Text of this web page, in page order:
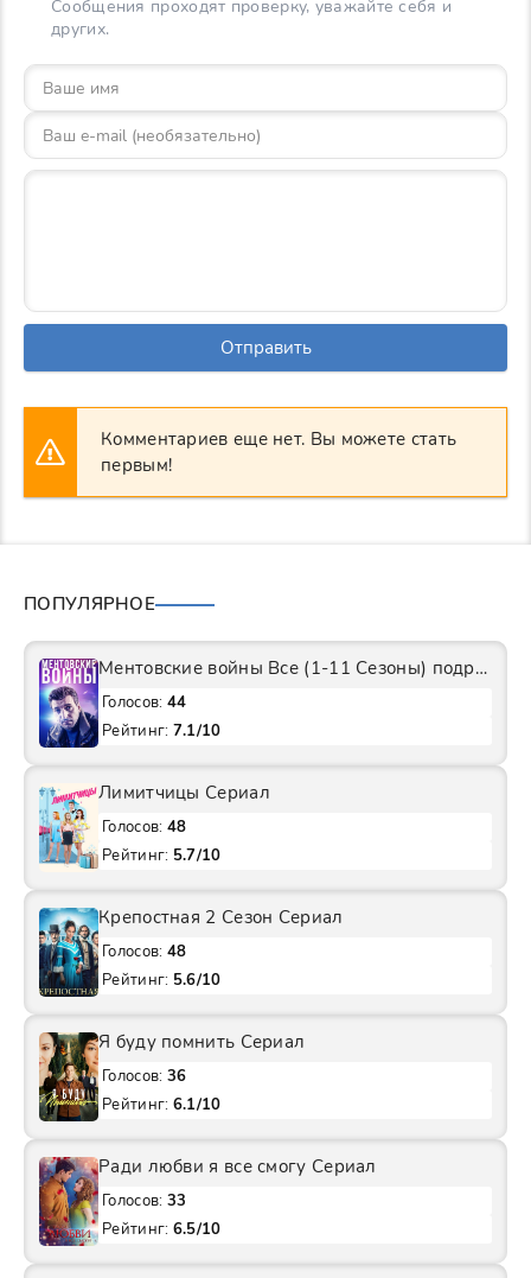
Сообщения проходят проверку, уважайте себя и
других.
Отправить
Комментариев еще нет. Вы можете стать
первым!
ПОПУЛЯРНОЕ
Ментовские войны Все (1-11 Сезоны) подряд Сериал
Голосов: 44
Рейтинг: 7.1/10
Лимитчицы Сериал
Голосов: 48
Рейтинг: 5.7/10
Крепостная 2 Сезон Сериал
Голосов: 48
Рейтинг: 5.6/10
Я буду помнить Сериал
Голосов: 36
Рейтинг: 6.1/10
Ради любви я все смогу Сериал
Голосов: 33
Рейтинг: 6.5/10